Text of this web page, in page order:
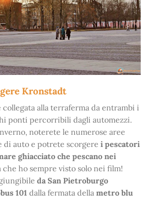
Kronstadt
collegata alla terraferma da entrambi i
ponti percorribili dagli automezzi.
noterete le numerose aree
di auto e potrete scorgere i pescatori
ghiacciato che pescano nei
che ho sempre visto solo nei film!
da San Pietroburgo
101 dalla fermata della metro blu